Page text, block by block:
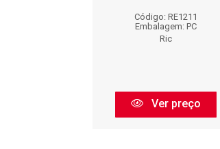
Código: RE1211
Embalagem: PC
Ric
Ver preço